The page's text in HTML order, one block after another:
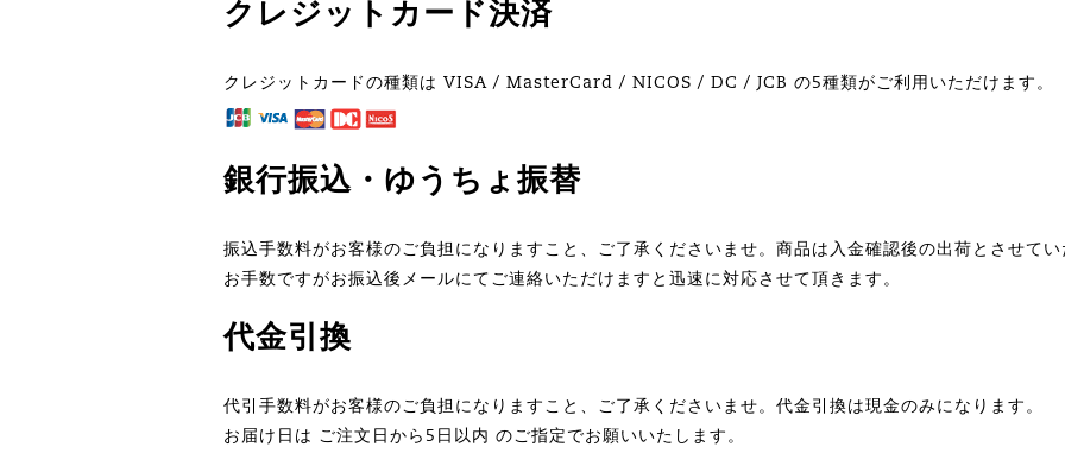
クレジットカード決済
クレジットカードの種類は VISA / MasterCard / NICOS / DC / JCB の5種類がご利用いただけます。
銀行振込・ゆうちょ振替
振込手数料がお客様のご負担になりますこと、ご了承くださいませ。商品は入金確認後の出荷とさせてい
お手数ですがお振込後メールにてご連絡いただけますと迅速に対応させて頂きます。
代金引換
代引手数料がお客様のご負担になりますこと、ご了承くださいませ。代金引換は現金のみになります。
お届け日は ご注文日から5日以内 のご指定でお願いいたします。